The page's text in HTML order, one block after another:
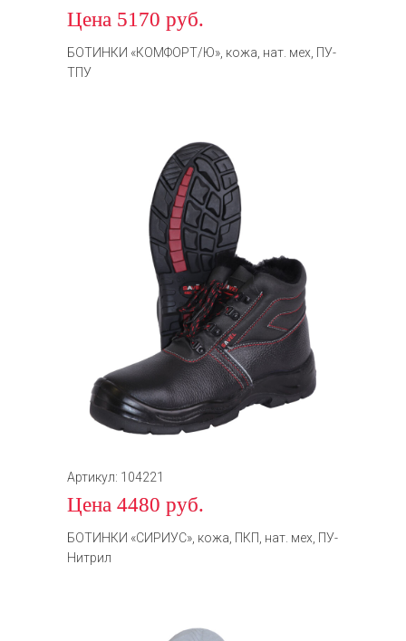
Цена 5170 руб.
БОТИНКИ «КОМФОРТ/Ю», кожа, нат. мех, ПУ-
ТПУ
Артикул: 104221
Цена 4480 руб.
БОТИНКИ «СИРИУС», кожа, ПКП, нат. мех, ПУ-
Нитрил